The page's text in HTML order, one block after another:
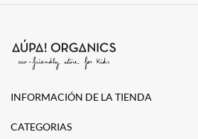
INFORMACIÓN DE LA TIENDA
CATEGORIAS